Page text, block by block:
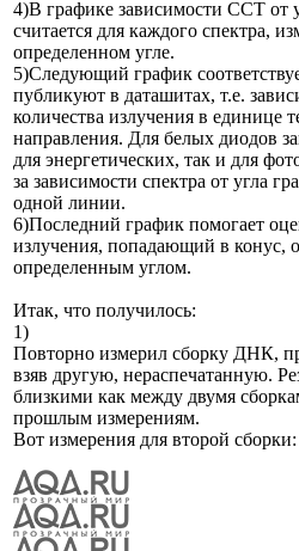
4)В графике зависимости CCT от
считается для каждого спектра,
определенном угле.
5)Следующий график
публикуют в даташитах, т.е.
количества излучения в единице
направления. Для белых диодов
для энергетических, так и для
за зависимости спектра от угла
одной линии.
6)Последний график помогает
излучения, попадающий в конус,
определенным углом.
Итак, что получилось:
1)
Повторно измерил сборку ДНК,
взяв другую, нераспечатанную.
близкими как между двумя
прошлым измерениям.
Вот измерения для второй сборки: